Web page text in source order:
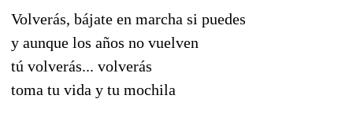
Volverás, bájate en marcha si puedes
y aunque los años no vuelven
tú volverás... volverás
toma tu vida y tu mochila